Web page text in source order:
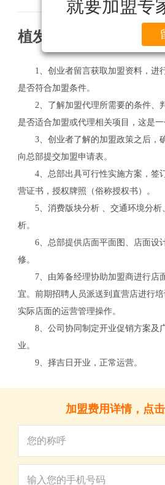
就要加盟专
植发医院加盟流程
1、创业者留言获取加盟资料，进
是否符合加盟条件。
2、了解加盟代理所需要的条件、
是否适合加盟或代理相关项目，这是一
3、创业者了解的加盟政策之后，
向总部提交加盟申请表。
4、总部出具可行性实施方案，签
营证书，授权牌照（俗称授权书）。
5、消费版块分析 、交通环境分析
析。
6、总部提供店面平面图、店面设
修。
7、由筹备经理协助加盟商进行店
宜。前期招聘人员派送到直营店进行
实际店面的运营管理操作。
8、公司协同制定开业促销方案及
业。
9、择吉日开业，正常运营。
加盟费用详情，点